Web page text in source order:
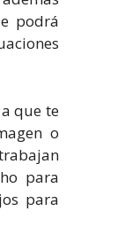
podrá
que te
o
para
para